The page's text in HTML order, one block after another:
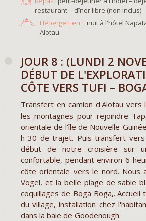
restaurant – dîner libre (non inclus)
Hébergement : nuit à l'hôtel
Alotau
JOUR 8 : (LUNDI 2
DÉBUT DE
CÔTE VERS TUFI –
Transfert en camion d'Alotau
les montagnes pour rejoindre
orientale de l'île de Nouvelle-
h 30 de trajet. Puis transfert
début de notre croisière sur
confortable, pendant environ 6
côte orientale vers le nord. Nous
Vogel, et la belle plage de sable
coquillages de Boga Boga,. Accueil
du village, installation chez
dans la baie de Goodenough.